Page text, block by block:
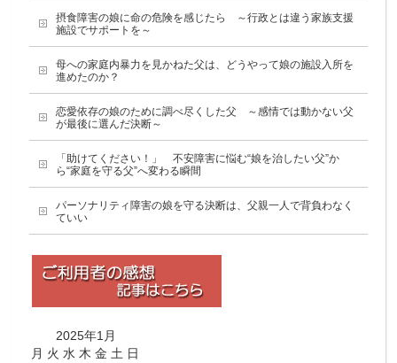
摂食障害の娘に命の危険を感じたら ～行政とは違う家族支援
施設でサポートを～
母への家庭内暴力を見かねた父は、どうやって娘の施設入所を
進めたのか？
恋愛依存の娘のために調べ尽くした父 ～感情では動かない父
が最後に選んだ決断～
「助けてください！」 不安障害に悩む“娘を治したい父”か
ら“家庭を守る父”へ変わる瞬間
パーソナリティ障害の娘を守る決断は、父親一人で背負わなく
ていい
2025年1月
月 火 水 木 金 土 日